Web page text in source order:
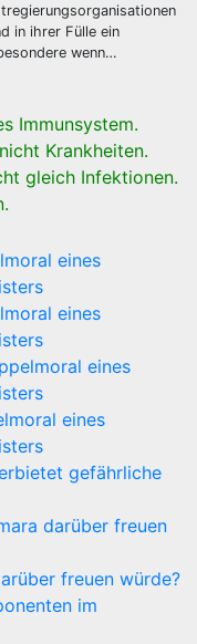
in ihrer Fülle ein
wenn…
Immunsystem.
Krankheiten.
gleich Infektionen.
eines
eines
eines
eines
gefährliche
darüber freuen
freuen würde?
im